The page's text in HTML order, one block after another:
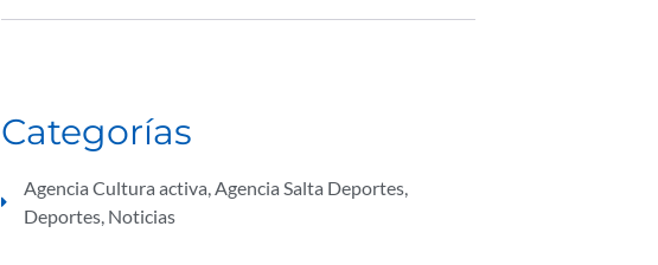
Categorías
Agencia Cultura activa,Agencia Salta Deportes,
Deportes, Noticias